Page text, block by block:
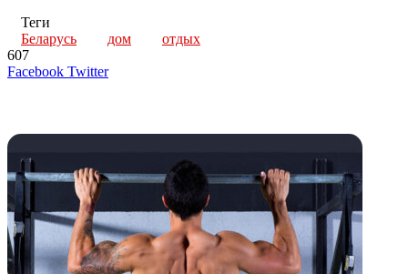
Теги
Беларусь
дом
отдых
607
Facebook TwitterLinkedIn
Tumblr
Reddit
Вконтакте
Одноклассники
Skype
Messenger
Messenger
WhatsApp
Telegram
Viber
Line
Поделиться
Печатать